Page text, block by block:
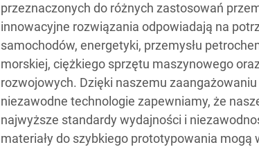
przeznaczonych do różnych zastosowań
innowacyjne rozwiązania odpowiadają na
samochodów, energetyki, przemysłu
morskiej, ciężkiego sprzętu maszynowego
rozwojowych. Dzięki naszemu
niezawodne technologie zapewniamy, że
najwyższe standardy wydajności i
materiały do szybkiego prototypowania mogą